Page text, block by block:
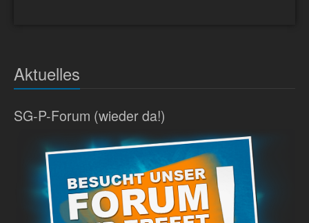
Aktuelles
SG-P-Forum (wieder da!)